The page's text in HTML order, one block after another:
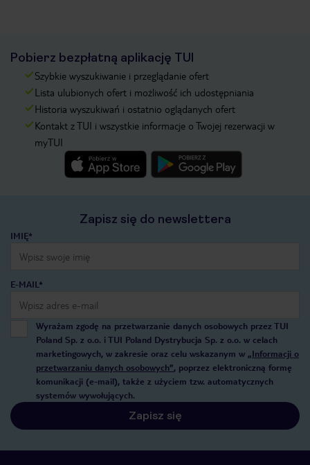
Pobierz bezpłatną aplikację TUI
Szybkie wyszukiwanie i przeglądanie ofert
Lista ulubionych ofert i możliwość ich udostępniania
Historia wyszukiwań i ostatnio oglądanych ofert
Kontakt z TUI i wszystkie informacje o Twojej rezerwacji w
myTUI
Zapisz się do newslettera
IMIĘ*
E-MAIL*
Wyrażam zgodę na przetwarzanie danych osobowych przez TUI
Poland Sp. z o.o. i TUI Poland Dystrybucja Sp. z o.o. w celach
marketingowych, w zakresie oraz celu wskazanym w „Informacji o
przetwarzaniu danych osobowych”, poprzez elektroniczną formę
komunikacji (e-mail), także z użyciem tzw. automatycznych
systemów wywołujących.
Zapisz się